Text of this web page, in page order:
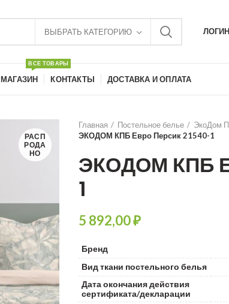
ВЫБРАТЬ КАТЕГОРИЮ
МАГАЗИН
ВСЕ ТОВАРЫ
КОНТАКТЫ ДОСТАВКА И ОПЛАТА
РАСП
РОДА
НО
Главная Постельное белье
ЭкоДом
ЭКОДОМ КПБ Евро Персик 21540-1
ЭКОДОМ КПБ
1
₽
Бренд
Вид ткани постельного белья
Дата окончания действия
сертификата/декларации